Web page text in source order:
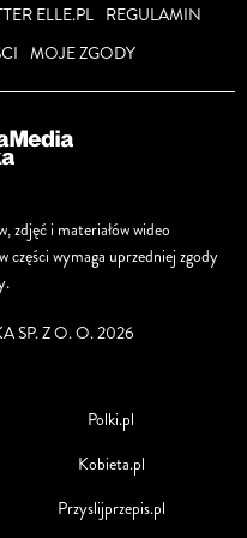
ELLE.PL
REGULAMIN
MOJE ZGODY
zdjęć i materiałów wideo
części wymaga uprzedniej zgody
SP. Z O. O. 2026
Polki.pl
Kobieta.pl
Przyslijprzepis.pl